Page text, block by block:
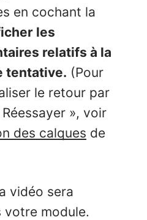
en cochant la
les
relatifs à la
tentative. (Pour
le retour par
», voir
des calques de
vidéo sera
votre module.